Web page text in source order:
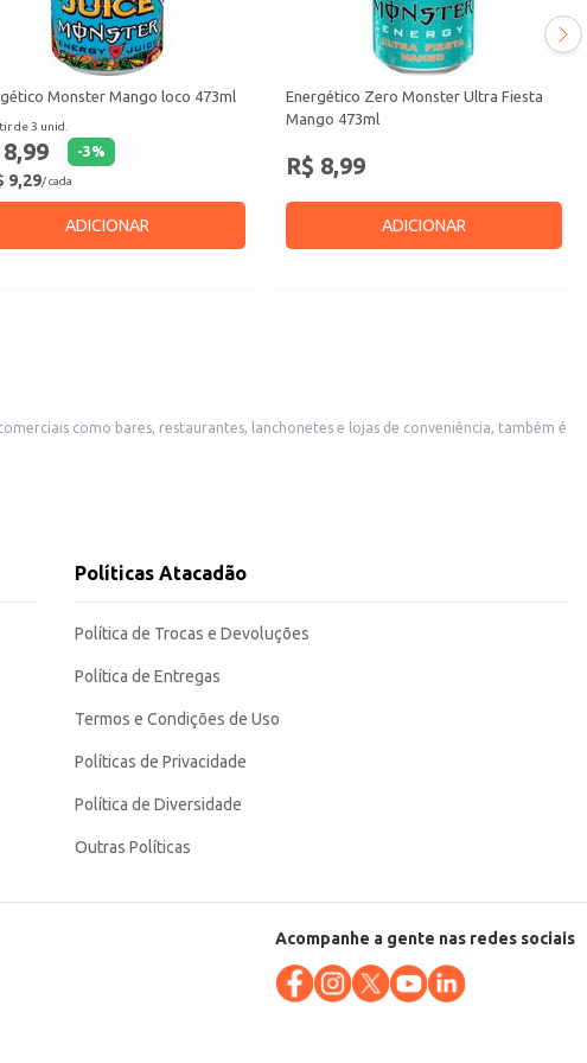
Monster Mango loco 473ml
de 3 unid.
8,99 -3%
9,29/ cada
ADICIONAR
Energético Zero Monster Ultra Fiesta
Mango 473ml
R$ 8,99
ADICIONAR
como bares, restaurantes, lanchonetes e lojas de conveniência, também é
em lata garante a conservação e o transporte facilitado, tornando-o uma escolha
Políticas Atacadão
Política de Trocas e Devoluções
Política de Entregas
Termos e Condições de Uso
Políticas de Privacidade
Política de Diversidade
Outras Políticas
Acompanhe a gente nas redes sociais